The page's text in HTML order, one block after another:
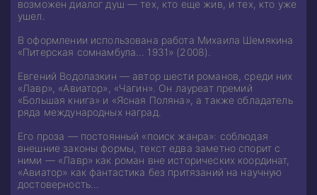
возможен диалог душ — тех, кто еще жив, и тех, кто уже
ушел.
В оформлении использована работа Михаила Шемякина
«Питерская сомнамбула… 1931» (2008).
Евгений Водолазкин — автор шести романов, среди них
«Лавр», «Авиатор», «Чагин». Он лауреат премий
«Большая книга» и «Ясная Поляна», а также обладатель
ряда международных наград.
Его проза — постоянный «поиск жанра»: соблюдая
внешние законы формы, текст едва заметно спорит с
ними — «Лавр» как роман вне исторических координат,
«Авиатор» как фантастика без притязаний на научную
достоверность…